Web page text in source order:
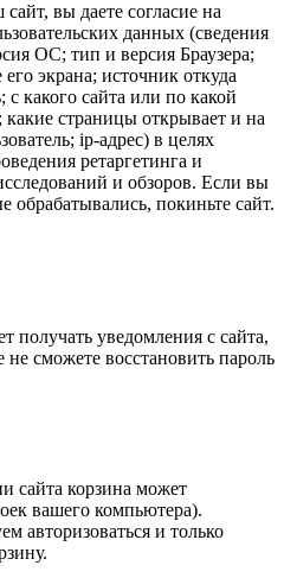
вы даете согласие на
данных (сведения
ОС; тип и версия Браузера;
экрана; источник откуда
с какого сайта или по какой
страницы открывает и на
ip-адрес) в целях
ретаргетинга и
и обзоров. Если вы
покиньте сайт.
получать уведомления с сайта,
не сможете восстановить пароль
сайта корзина может
вашего компьютера).
авторизоваться и только